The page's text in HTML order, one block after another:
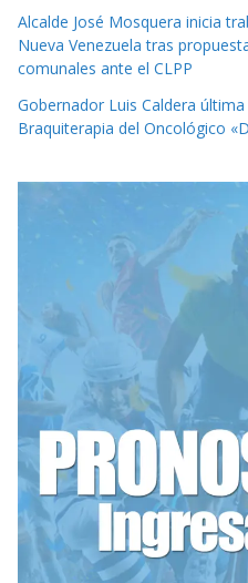
Alcalde José Mosquera inicia
Nueva Venezuela tras
comunales ante el CLPP
Gobernador Luis Caldera
Braquiterapia del Oncológico